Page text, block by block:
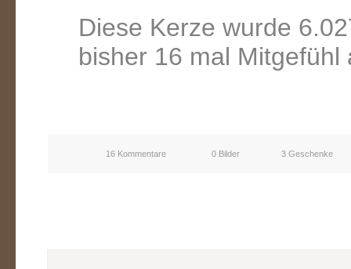
Diese Kerze wurde
bisher 16 mal Mitgefühl
16 Kommentare 0 Bilder 3 Geschenke